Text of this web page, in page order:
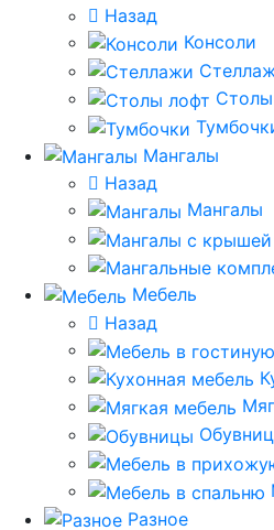
Назад
Консоли
Мангалы
Назад
Мангалы
Мебель
Назад
Разное